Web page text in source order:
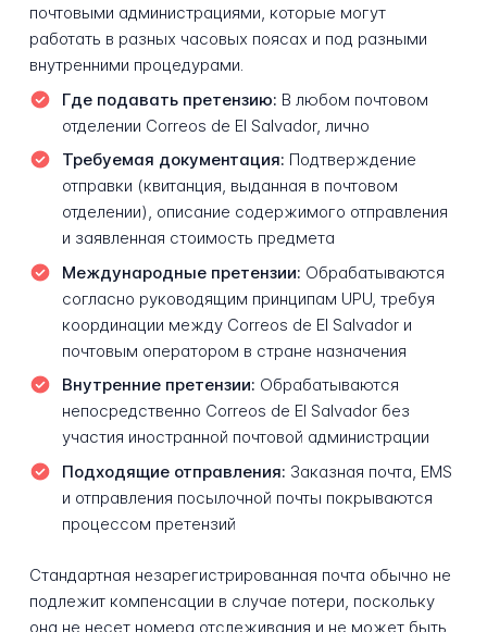
почтовыми администрациями, которые могут
работать в разных часовых поясах и под разными
внутренними процедурами.
Где подавать претензию: В любом почтовом
отделении Correos de El Salvador, лично
Требуемая документация: Подтверждение
отправки (квитанция, выданная в почтовом
отделении), описание содержимого отправления
и заявленная стоимость предмета
Международные претензии: Обрабатываются
согласно руководящим принципам UPU, требуя
координации между Correos de El Salvador и
почтовым оператором в стране назначения
Внутренние претензии: Обрабатываются
непосредственно Correos de El Salvador без
участия иностранной почтовой администрации
Подходящие отправления: Заказная почта, EMS
и отправления посылочной почты покрываются
процессом претензий
Стандартная незарегистрированная почта обычно не
подлежит компенсации в случае потери, поскольку
она не несет номера отслеживания и не может быть